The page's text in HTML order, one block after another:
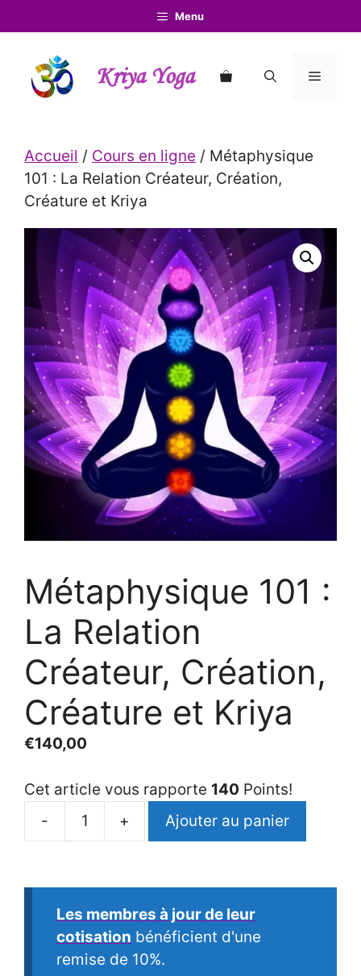
au
contenu
Menu
Kriya Yoga Menu
Accueil / Cours en ligne / Métaphysique
101 : La Relation Créateur, Création,
Créature et Kriya
Métaphysique 101 :
La Relation
Créateur, Création,
Créature et Kriya
€140,00
Cet article vous rapporte 140 Points!
-
quantité
:
La
Relation
+ Ajouter au panier
Les membres à jour de leur
cotisation bénéficient d'une
remise de 10%.